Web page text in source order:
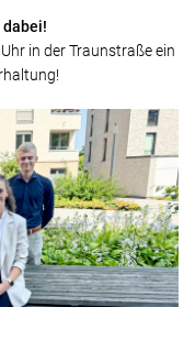
dabei!
in der Traunstraße ein